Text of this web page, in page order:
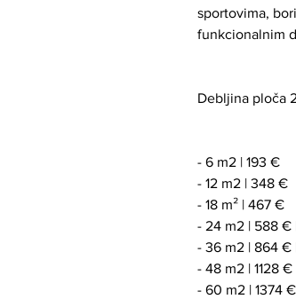
sportovima,
funkcionalnim
Debljina ploča
- 6 m2 | 193 €
- 12 m2 | 348 €
- 18 m² | 467 €
- 24 m2 | 588 €
- 36 m2 | 864
- 48 m2 | 1128
- 60 m2 | 1374